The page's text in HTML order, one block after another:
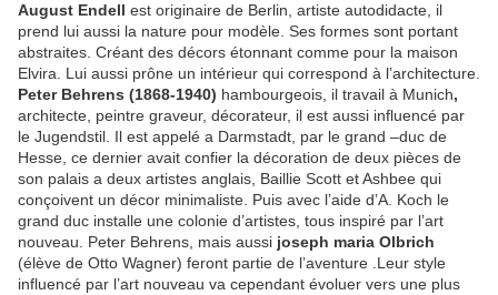
August Endell est originaire de Berlin, artiste autodidacte, il
prend lui aussi la nature pour modèle. Ses formes sont portant
abstraites. Créant des décors étonnant comme pour la maison
Elvira. Lui aussi prône un intérieur qui correspond à l’architecture.
Peter Behrens (1868-1940) hambourgeois, il travail à Munich,
architecte, peintre graveur, décorateur, il est aussi influencé par
le Jugendstil. Il est appelé a Darmstadt, par le grand –duc de
Hesse, ce dernier avait confier la décoration de deux pièces de
son palais a deux artistes anglais, Baillie Scott et Ashbee qui
conçoivent un décor minimaliste. Puis avec l’aide d’A. Koch le
grand duc installe une colonie d’artistes, tous inspiré par l’art
nouveau. Peter Behrens, mais aussi joseph maria Olbrich
(élève de Otto Wagner) feront partie de l’aventure .Leur style
influencé par l’art nouveau va cependant évoluer vers une plus